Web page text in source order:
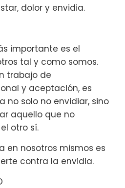
dolor y envidia.
importante es el
tal y como somos.
trabajo de
y aceptación, es
no solo no envidiar, sino
aquello que no
otro sí.
en nosotros mismos es
contra la envidia.